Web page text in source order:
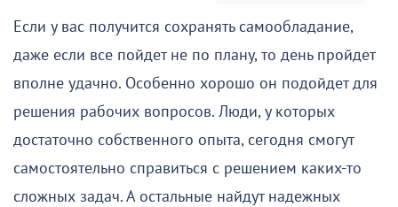
Если у вас получится сохранять самообладание,
даже если все пойдет не по плану, то день пройдет
вполне удачно. Особенно хорошо он подойдет для
решения рабочих вопросов. Люди, у которых
достаточно собственного опыта, сегодня смогут
самостоятельно справиться с решением каких-то
сложных задач. А остальные найдут надежных